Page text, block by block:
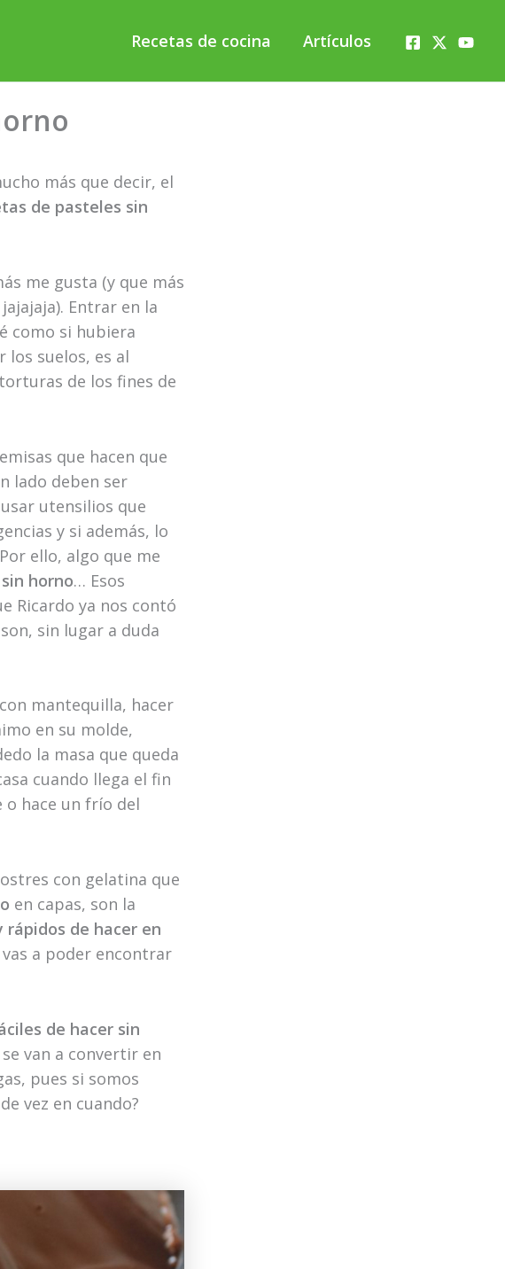
Recetas de cocina Artículos
más que decir, el
de pasteles sin
me gusta (y que más
Entrar en la
como si hubiera
suelos, es al
de los fines de
que hacen que
lado deben ser
utensilios que
y si además, lo
ello, algo que me
horno… Esos
Ricardo ya nos contó
sin lugar a duda
mantequilla, hacer
en su molde,
la masa que queda
cuando llega el fin
o hace un frío del
con gelatina que
en capas, son la
de hacer en
a poder encontrar
de hacer sin
van a convertir en
pues si somos
vez en cuando?